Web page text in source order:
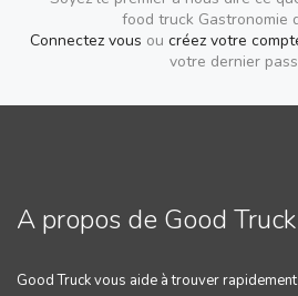
food truck Gastronomie
Connectez vous ou créez votre
votre dernier
A propos de Good Truck
Good Truck vous aide à trouver